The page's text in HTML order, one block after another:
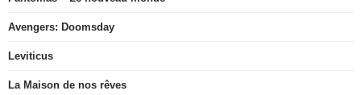
Avengers: Doomsday
Leviticus
La Maison de nos rêves